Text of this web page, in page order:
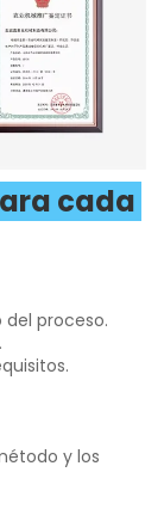
cada
del proceso.
y los